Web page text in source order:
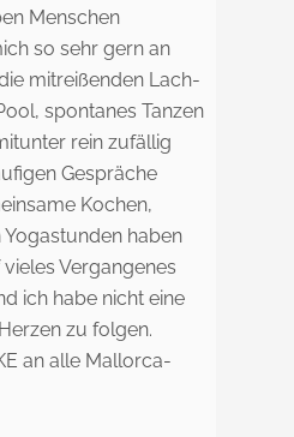
Menschen
so sehr gern an
mitreißenden Lach-
spontanes Tanzen
rein zufällig
Gespräche
Kochen,
haben
Vergangenes
ich habe nicht eine
zu folgen.
an alle Mallorca-